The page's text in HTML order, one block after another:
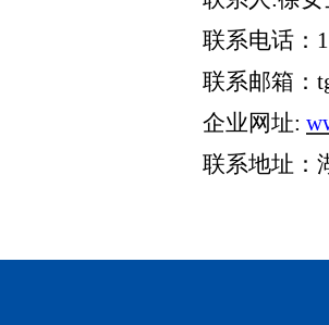
联系电话：
联系邮箱：
企业网址:
联系地址：